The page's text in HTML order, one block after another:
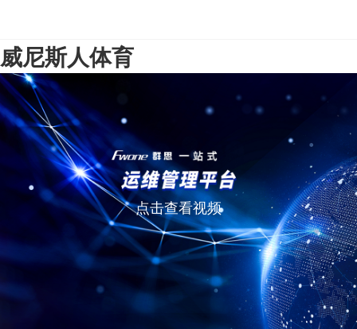
威尼斯人体育
点击查看视频